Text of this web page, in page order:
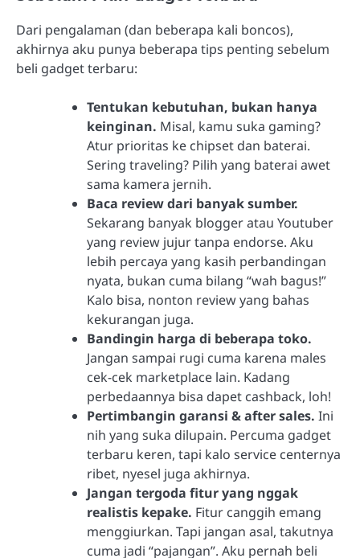
Dari pengalaman (dan beberapa kali boncos),
akhirnya aku punya beberapa tips penting sebelum
beli gadget terbaru:
Tentukan kebutuhan, bukan hanya
keinginan. Misal, kamu suka gaming?
Atur prioritas ke chipset dan baterai.
Sering traveling? Pilih yang baterai awet
sama kamera jernih.
Baca review dari banyak sumber.
Sekarang banyak blogger atau Youtuber
yang review jujur tanpa endorse. Aku
lebih percaya yang kasih perbandingan
nyata, bukan cuma bilang “wah bagus!”
Kalo bisa, nonton review yang bahas
kekurangan juga.
Bandingin harga di beberapa toko.
Jangan sampai rugi cuma karena males
cek-cek marketplace lain. Kadang
perbedaannya bisa dapet cashback, loh!
Pertimbangin garansi & after sales. Ini
nih yang suka dilupain. Percuma gadget
terbaru keren, tapi kalo service centernya
ribet, nyesel juga akhirnya.
Jangan tergoda fitur yang nggak
realistis kepake. Fitur canggih emang
menggiurkan. Tapi jangan asal, takutnya
cuma jadi “pajangan”. Aku pernah beli